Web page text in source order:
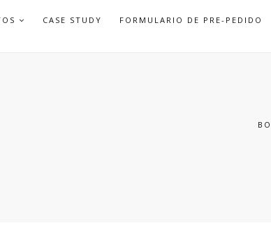
APRICASE STUDY FORMULARIO DE PRE-PEDIDO